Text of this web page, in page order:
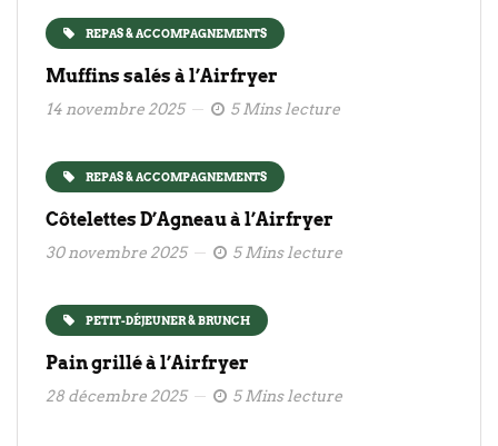
REPAS & ACCOMPAGNEMENTS
Muffins salés à l’Airfryer
14 novembre 2025 5 Mins lecture
REPAS & ACCOMPAGNEMENTS
Côtelettes D’Agneau à l’Airfryer
30 novembre 2025 5 Mins lecture
PETIT-DÉJEUNER & BRUNCH
Pain grillé à l’Airfryer
28 décembre 2025 5 Mins lecture